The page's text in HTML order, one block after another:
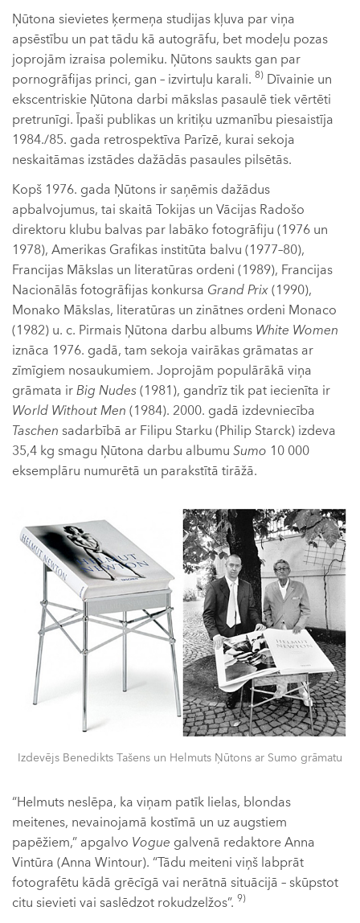
Ņūtona sievietes ķermeņa studijas kļuva par viņa
apsēstību un pat tādu kā autogrāfu, bet modeļu pozas
joprojām izraisa polemiku. Ņūtons saukts gan par
pornogrāfijas princi, gan – izvirtuļu karali. 8) Dīvainie un
ekscentriskie Ņūtona darbi mākslas pasaulē tiek vērtēti
pretrunīgi. Īpaši publikas un kritiķu uzmanību piesaistīja
1984./85. gada retrospektīva Parīzē, kurai sekoja
neskaitāmas izstādes dažādās pasaules pilsētās.
Kopš 1976. gada Ņūtons ir saņēmis dažādus
apbalvojumus, tai skaitā Tokijas un Vācijas Radošo
direktoru klubu balvas par labāko fotogrāfiju (1976 un
1978), Amerikas Grafikas institūta balvu (1977–80),
Francijas Mākslas un literatūras ordeni (1989), Francijas
Nacionālās fotogrāfijas konkursa Grand Prix(1990),
Monako Mākslas, literatūras un zinātnes ordeni Monaco
(1982) u. c. Pirmais Ņūtona darbu albums White Women
iznāca 1976. gadā, tam sekoja vairākas grāmatas ar
zīmīgiem nosaukumiem. Joprojām populārākā viņa
grāmata irBig Nudes(1981), gandrīz tik pat iecienīta ir
World Without Men (1984). 2000. gadā izdevniecība
Taschen sadarbībā ar Filipu Starku (Philip Starck) izdeva
35,4 kg smagu Ņūtona darbu albumu Sumo 10 000
eksemplāru numurētā un parakstītā tirāžā.
Izdevējs Benedikts Tašens un Helmuts Ņūtons ar Sumo grāmatu
“Helmuts neslēpa, ka viņam patīk lielas, blondas
meitenes, nevainojamā kostīmā un uz augstiem
papēžiem,” apgalvo Vogue galvenā redaktore Anna
Vintūra (Anna Wintour). “Tādu meiteni viņš labprāt
fotografētu kādā grēcīgā vai nerātnā situācijā – skūpstot
citu sievieti vai saslēdzot rokudzelžos”. 9)